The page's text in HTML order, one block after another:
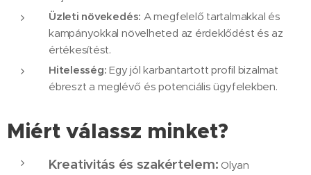
Üzleti növekedés: A megfelelő tartalmakkal és
kampányokkal növelheted az érdeklődést és az
értékesítést.
Hitelesség: Egy jól karbantartott profil bizalmat
ébreszt a meglévő és potenciális ügyfelekben.
Miért válassz minket?
Kreativitás és szakértelem: Olyan